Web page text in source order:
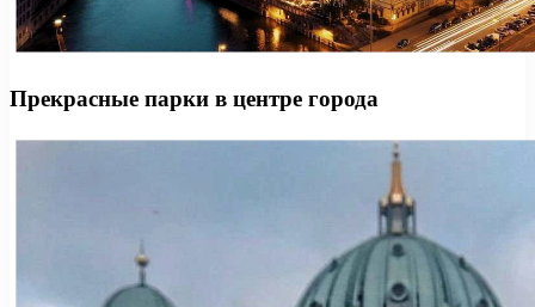
Прекрасные парки в центре города